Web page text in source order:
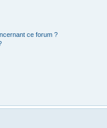
ce forum ?